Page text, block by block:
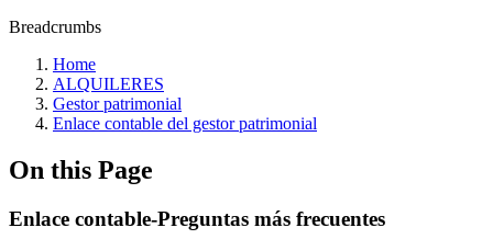
Breadcrumbs
Home
ALQUILERES
Gestor patrimonial
Enlace contable del gestor patrimonial
On this Page
Enlace contable-Preguntas más frecuentes‎